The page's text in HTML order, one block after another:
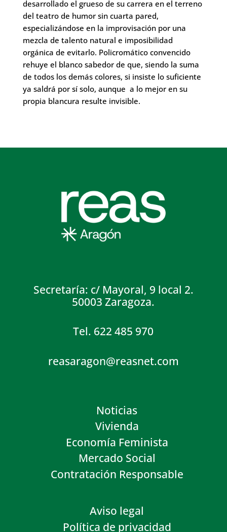
desarrollado el grueso de su carrera en el terreno
del teatro de humor sin cuarta pared,
especializándose en la improvisación por una
mezcla de talento natural e imposibilidad
orgánica de evitarlo. Policromático convencido
rehuye el blanco sabedor de que, siendo la suma
de todos los demás colores, si insiste lo suficiente
ya saldrá por sí solo, aunque a lo mejor en su
propia blancura resulte invisible.
Secretaría: c/ Mayoral, 9 local 2.
50003 Zaragoza.
Tel. 622 485 970
reasaragon@reasnet.com
Noticias
Vivienda
Economía Feminista
Mercado Social
Contratación Responsable
Aviso legal
Política de privacidad